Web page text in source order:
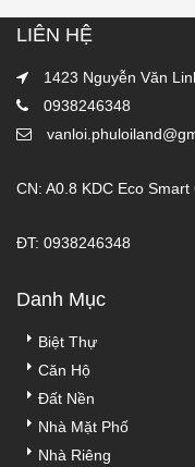
LIÊN HỆ
1423 Nguyễn Văn
0938246348
CN: A0.8 KDC Eco
ĐT: 0938246348
Danh Mục
Biệt Thự
Căn Hộ
Đất Nền
Nhà Mặt Phố
Nhà Riêng